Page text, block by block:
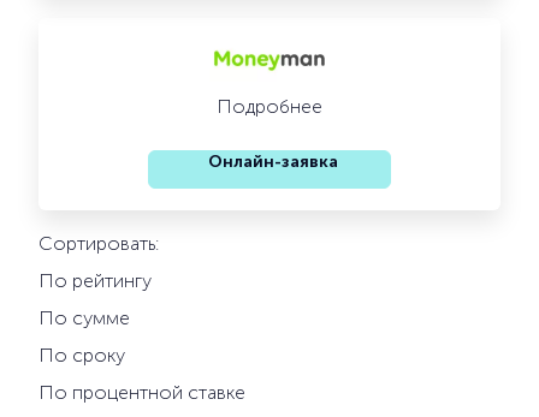
Подробнее
Онлайн-заявка
Сортировать:
По рейтингу
По сумме
По сроку
По процентной ставке